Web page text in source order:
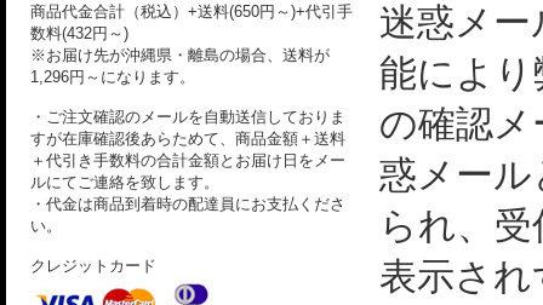
商品代金合計（税込）+送料(650円～)+代引手
数料(432円～)
※お届け先が沖縄県・離島の場合、送料が
1,296円～になります。
・ご注文確認のメールを自動送信しておりま
すが在庫確認後あらためて、商品金額＋送料
＋代引き手数料の合計金額とお届け日をメー
ルにてご連絡を致します。
・代金は商品到着時の配達員にお支払くださ
い。
クレジットカード
迷惑メー
能によ
の確認
惑メー
られ、
表示さ